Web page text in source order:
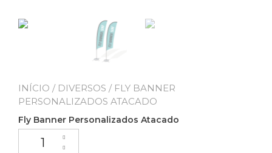
INÍCIO / DIVERSOS / FLY BANNER
PERSONALIZADOS ATACADO
Fly Banner Personalizados Atacado